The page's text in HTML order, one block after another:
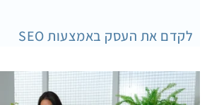
לקדם את העסק באמצעות SEO